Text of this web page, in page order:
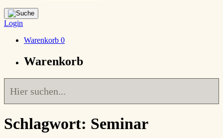
Login
Warenkorb 0
Warenkorb
Schlagwort: Seminar